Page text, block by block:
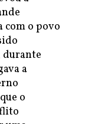
o povo
durante
a
o